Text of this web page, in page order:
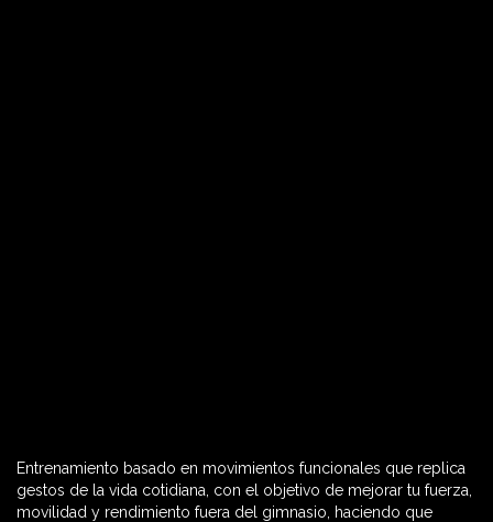
 60 MIN
Entrenamiento basado en movimientos funcionales que replica
gestos de la vida cotidiana, con el objetivo de mejorar tu fuerza,
movilidad y rendimiento fuera del gimnasio, haciendo que